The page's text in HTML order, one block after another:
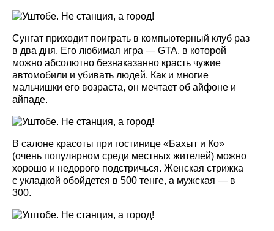
Сунгат приходит поиграть в компьютерный клуб раз
в два дня. Его любимая игра — GTA, в которой
можно абсолютно безнаказанно красть чужие
автомобили и убивать людей. Как и многие
мальчишки его возраста, он мечтает об айфоне и
айпаде.
В салоне красоты при гостинице «Бахыт и Ко»
(очень популярном среди местных жителей) можно
хорошо и недорого подстричься. Женская стрижка
с укладкой обойдется в 500 тенге, а мужская — в
300.